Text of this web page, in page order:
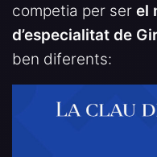
competia per ser el
d’especialitat de
ben diferents: